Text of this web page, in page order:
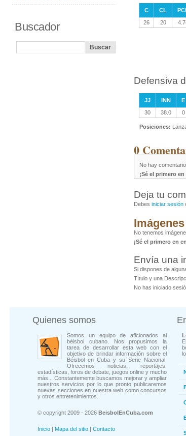
C CL
26
20
Defensiva
JJ INN E
30
38.0 0
Posiciones:
0
No hay
¡Sé el primero
Deja tu
Debes iniciar sesión
No tenemos
¡Sé el primero en
Envía una
Si dispones de
Título y una
No has iniciado
Buscador
Quienes somos
Somos un equipo de aficionados al
béisbol cubano. Nos propusimos la
tarea de desarrollar esta web con el
objetivo de brindar información sobre el
Béisbol en Cuba y su Serie Nacional.
Ofrecemos noticias, reportajes,
estadísticas, foros de debate, juegos online y mucho
más... Constantemente buscamos mejorar y ampliar
nuestros servicios por lo que pronto publicaremos
nuevas secciones en nuestra web como concursos
y otros entretenimientos.
© copyright 2009 - 2026 BeisbolEnCuba.com
Inicio | Mapa del sitio | Contacto